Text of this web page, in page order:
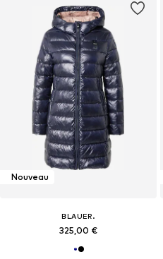
Nouveau
BLAUER.
325,00 €